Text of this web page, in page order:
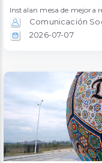
Instalan mesa de mejora
Comunicación
2026-07-07